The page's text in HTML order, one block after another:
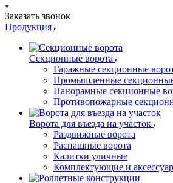
Заказать звонок
Продукция
Секционные ворота
Гаражные секционные
Промышленные секционные
Панорамные секционные
Противопожарные
Ворота для въезда на участок
Раздвижные ворота
Распашные ворота
Калитки уличные
Комплектующие и